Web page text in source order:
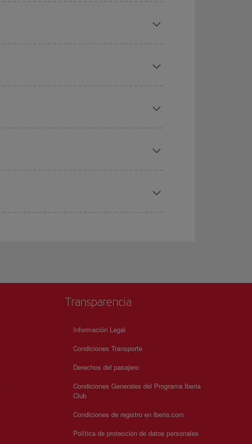
Transparencia
Información Legal
Condiciones Transporte
Derechos del pasajero
Condiciones Generales del Programa Iberia
Club
Condiciones de registro en iberia.com
Política de protección de datos personales